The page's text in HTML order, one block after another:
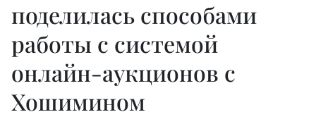
поделилась способами
работы с системой
онлайн-аукционов с
Хошимином